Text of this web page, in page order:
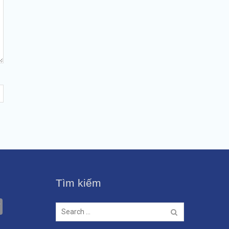
Tìm kiếm
Search
for: